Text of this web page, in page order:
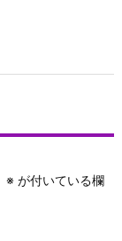
※ が付いている欄